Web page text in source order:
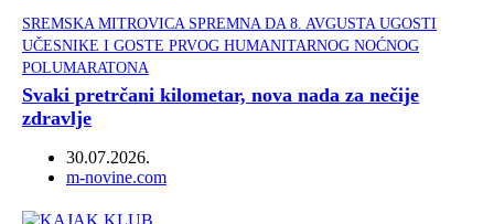
SREMSKA MITROVICA SPREMNA DA 8. AVGUSTA UGOSTI
UČESNIKE I GOSTE PRVOG HUMANITARNOG NOĆNOG
POLUMARATONA
Svaki pretrčani kilometar, nova nada za nečije
zdravlje
30.07.2026.
Author
m-novine.com